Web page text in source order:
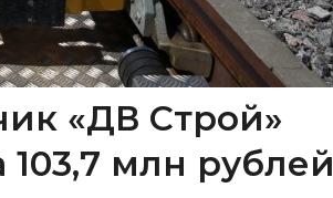
«ДВ Строй»
млн рублей